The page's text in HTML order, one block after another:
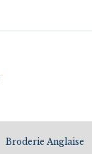
Broderie Anglaise